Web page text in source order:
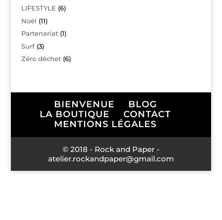
LIFESTYLE (6)
Noël (11)
Partenariat(1)
Surf(3)
Zéro déchet(6)
BIENVENUE
BLOG
LA BOUTIQUE
CONTACT
MENTIONS LÉGALES
© 2018 - Rock and Paper -
atelier.rockandpaper@gmail.com